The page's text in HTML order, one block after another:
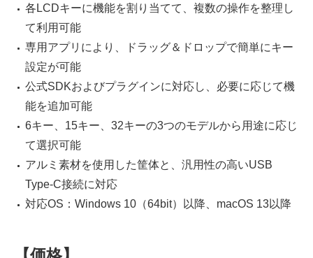
各LCDキーに機能を割り当てて、複数の操作を整理し
て利用可能
専用アプリにより、ドラッグ＆ドロップで簡単にキー
設定が可能
公式SDKおよびプラグインに対応し、必要に応じて機
能を追加可能
6キー、15キー、32キーの3つのモデルから用途に応じ
て選択可能
アルミ素材を使用した筐体と、汎用性の高いUSB
Type-C接続に対応
対応OS：Windows 10（64bit）以降、macOS 13以降